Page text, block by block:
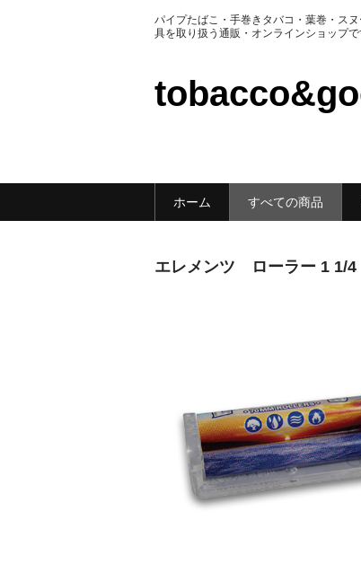
パイプたばこ・手巻きタバコ・葉巻・ス
具を取り扱う通販・オンラインショップで
ホーム すべての商品
エレメンツ ローラー 1 1/4